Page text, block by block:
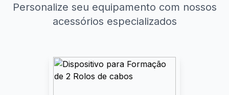
Personalize seu equipamento com nossos
acessórios especializados